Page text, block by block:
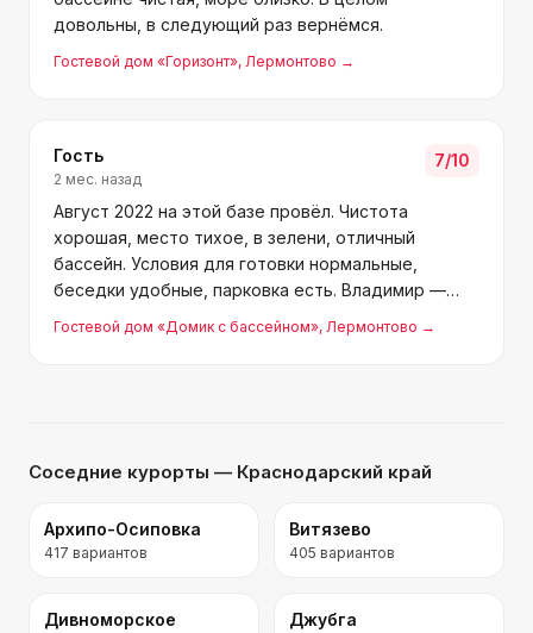
довольны, в следующий раз вернёмся.
Гостевой дом «Горизонт», Лермонтово →
Гость
2 мес. назад
7/10
Август 2022 на этой базе провёл. Чистота
хорошая, место тихое, в зелени, отличный
бассейн. Условия для готовки нормальные,
беседки удобные, парковка есть. Владимир —
дружелюбный и честный человек. До моря 10
Гостевой дом «Домик с бассейном», Лермонтово →
Соседние курорты — Краснодарский край
Архипо-Осиповка
417 вариантов
Витязево
405 вариантов
Дивноморское Джубга